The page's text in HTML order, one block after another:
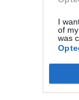
I
of
was
nie